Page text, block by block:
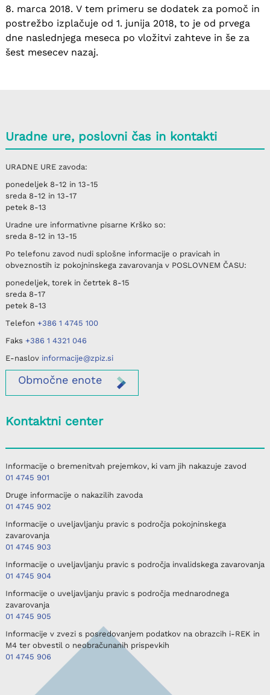
8. marca 2018. V tem primeru se dodatek za pomoč in
postrežbo izplačuje od 1. junija 2018, to je od prvega
dne naslednjega meseca po vložitvi zahteve in še za
šest mesecev nazaj.
Uradne ure, poslovni čas in kontakti
URADNE UREzavoda:
ponedeljek8-12 in 13-15
sreda 8-12 in 13-17
petek8-13
Uradne ure informativne pisarne Krško so:
sreda 8-12 in 13-15
Po telefonu zavod nudi splošne informacije o pravicah in
obveznostih iz pokojninskega zavarovanja v POSLOVNEM ČASU:
ponedeljek, torek in četrtek8-15
sreda 8-17
petek8-13
Telefon +386 1 4745 100
Faks +386 1 4321 046
E-naslov informacije@zpiz.si
Območneenote
Kontaktni center
Informacije o bremenitvah prejemkov, ki vam jih nakazuje zavod
01 4745 901
Druge informacije o nakazilih zavoda
01 4745 902
Informacije o uveljavljanju pravic s področja pokojninskega
zavarovanja
01 4745 903
Informacije o uveljavljanju pravic s področja invalidskega zavarovanja
01 4745 904
Informacije o uveljavljanju pravic s področja mednarodnega
zavarovanja
01 4745 905
Informacije v zvezi s posredovanjem podatkov na obrazcih i-REK in
M4 ter obvestil o neobračunanih prispevkih
01 4745 906